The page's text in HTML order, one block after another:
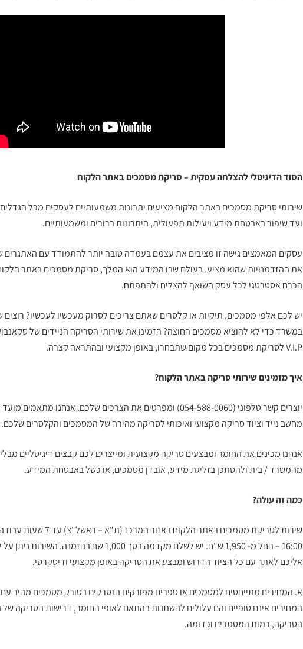
הסוד הדיגיטלי להצלחה עסקית –סריקת מסמכים באתר הלקוח
שירותי סריקת מסמכים באתר הלקוח מציעים יתרונות משמעותיים לעסקים מכל
ועד שיפור באבטחת מידע ויעילות תפעולית, היתרונות ברורים ומשמעותיים.
עסקים המאמצים גישה זו מציבים את עצמם בעמדה טובה יותר להתמודד עם האתגרים
את ההזדמנויות שהוא מציע. בעולם שבו המידע הוא המלך, סריקת מסמכים באתר
הכרח אסטרטגי לכל עסק השואף להצליח ולהתפתח.
יש לכם אלפי מסמכים, תיקיות או קלסרים שאתם צריכים לסרוק מעכשיו לעכשיו?
במשרד כדי לא להוציא מסמכים החוצה? הזמינו את שירותי הסריקה הניידים של
V.I.P ל סריקת מסמכיםבכל מקום שתבחרו, באופן מקצועי ובהתראה קצרה.
איך מזמינים שירותי סריקה באתר הלקוח?
יוצרים קשר טלפוני (054-588-0060) ומפרטים את הצרכים שלכם. אנחנו
מחשב נייד וציוד סריקה מקצועי ואיכותי לסריקה מהירה של המסמכים והקלסרים שלכם.
אנחנו מכינים את החומר ומבצעים סריקה מקצועית ומייצרים לכם קבצים דיגיטליים
מהמשרד / בית ולהסתכן בזליגת מידע, אובדן מסמכים, או כשל באבטחת המידע.
כמה זה עולה?
שירות לסריקת מסמכים באתר הלקוח
16:00 – החל מ- 1,950 ש"ח. יש לשלם מקדמה בסך 1,000 שח
אליכם לאתר עם כל הציוד הדרוש ומבצע את הסריקה באופן מקצועי ודיסקרטי.
המחירים אינם סופיים והם עלולים להשתנות בהתאם לאופי החומר, דרישות הסריקה
הסריקה, כמות המסמכים וכדומה.